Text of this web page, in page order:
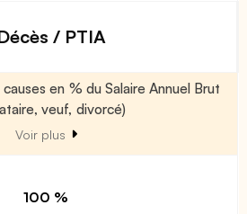
/ PTIA
en % du Salaire Annuel Brut
veuf, divorcé)
Voir plus
100 %